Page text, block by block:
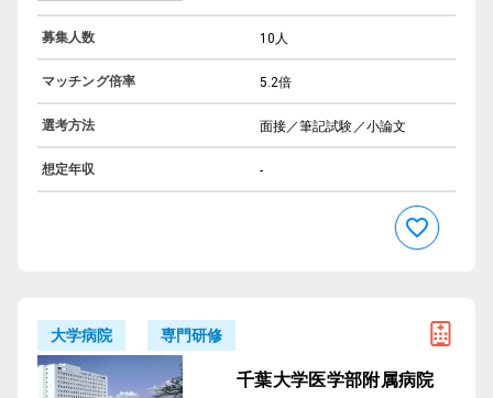
募集人数 10人
マッチング倍率 5.2倍
選考方法 面接／筆記試験／小論文
想定年収 -
大学病院 専門研修
千葉大学医学部附属病院